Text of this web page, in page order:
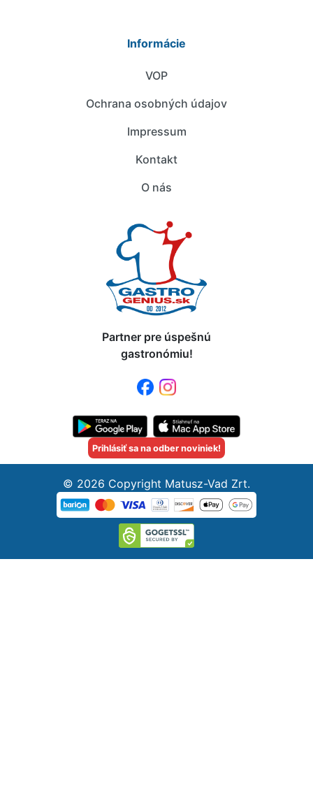
Informácie
VOP
Ochrana osobných údajov
Impressum
Kontakt
O nás
Partner pre úspešnú
gastronómiu!
Prihlásiť sa na odber noviniek!
© 2026 Copyright Matusz-Vad Zrt.